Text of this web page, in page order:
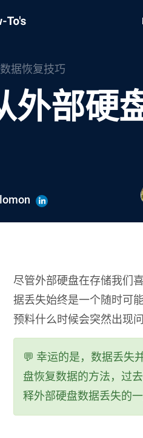
据恢复技巧
外部硬
尽管外部硬盘在存储我们
据丢失始终是一个随时可
预料什么时候会突然出现
💬 幸运的是，数据丢失
盘恢复数据的方法，过
释外部硬盘数据丢失的